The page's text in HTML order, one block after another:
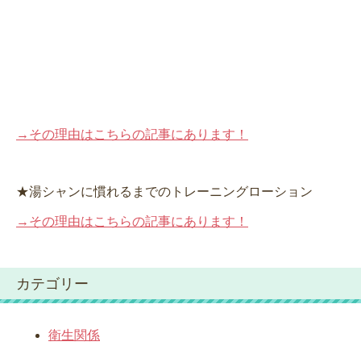
→その理由はこちらの記事にあります！
★湯シャンに慣れるまでのトレーニングローション
→その理由はこちらの記事にあります！
カテゴリー
衛生関係